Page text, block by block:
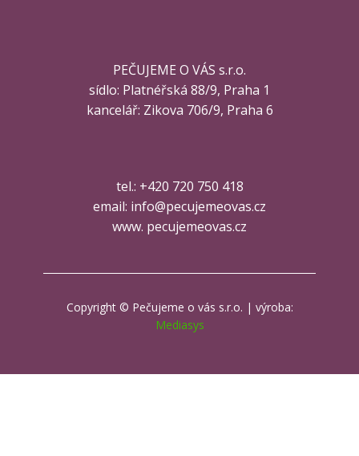
PEČUJEME O VÁS s.r.o.
sídlo: ​Platnéřská 88/9, Praha 1
kancelář: Zikova 706/9, Praha 6
tel.: +420 ​720 750 418
email: info@pecujemeovas.cz
www. pecujemeovas.cz
Copyright © Pečujeme o vás s.r.o. | výroba:
Mediasys